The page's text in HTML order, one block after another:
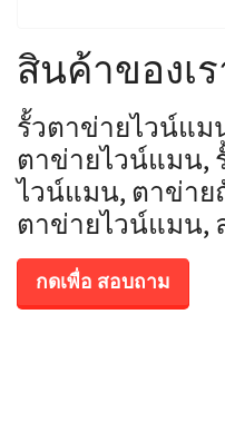
สินค้าของเร
รั้วตาข่ายไวน์แม
ตาข่ายไวน์แมน,
ไวน์แมน, ตาข่าย
ตาข่ายไวน์แมน,
กดเพื่อ สอบถาม